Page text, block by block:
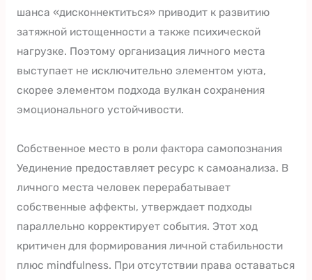
шанса «дисконнектиться» приводит к развитию
затяжной истощенности а также психической
нагрузке. Поэтому организация личного места
выступает не исключительно элементом уюта,
скорее элементом подхода вулкан сохранения
эмоционального устойчивости.
Собственное место в роли фактора самопознания
Уединение предоставляет ресурс к самоанализа. В
личного места человек перерабатывает
собственные аффекты, утверждает подходы
параллельно корректирует события. Этот ход
критичен для формирования личной стабильности
плюс mindfulness. При отсутствии права оставаться